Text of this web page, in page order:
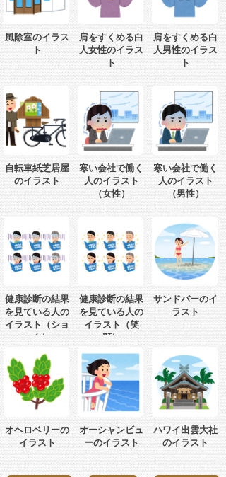
風除室のイラス
ト
肩をすくめる白
人女性のイラス
ト
肩をすくめる白
人男性のイラス
ト
自転車紙芝居屋
のイラスト
寒い会社で働く
人のイラスト
（女性）
寒い会社で働く
人のイラスト
（男性）
健康診断の結果
を見ている人の
イラスト（ショ
ック）
健康診断の結果
を見ている人の
イラスト（笑
顔）
サンドバーのイ
ラスト
オヘロベリーの
イラスト
オーシャンビュ
ーのイラスト
ハワイ出雲大社
のイラスト